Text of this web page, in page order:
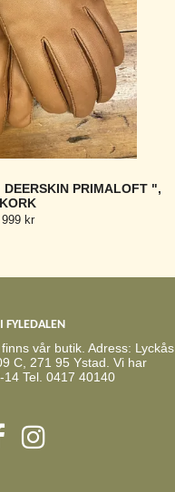
DEERSKIN PRIMALOFT ",
KORK
999 kr
FYLEDALEN
vår butik. Adress: Lyckås
C, 271 95 Ystad. Vi har
Tel. 0417 40140